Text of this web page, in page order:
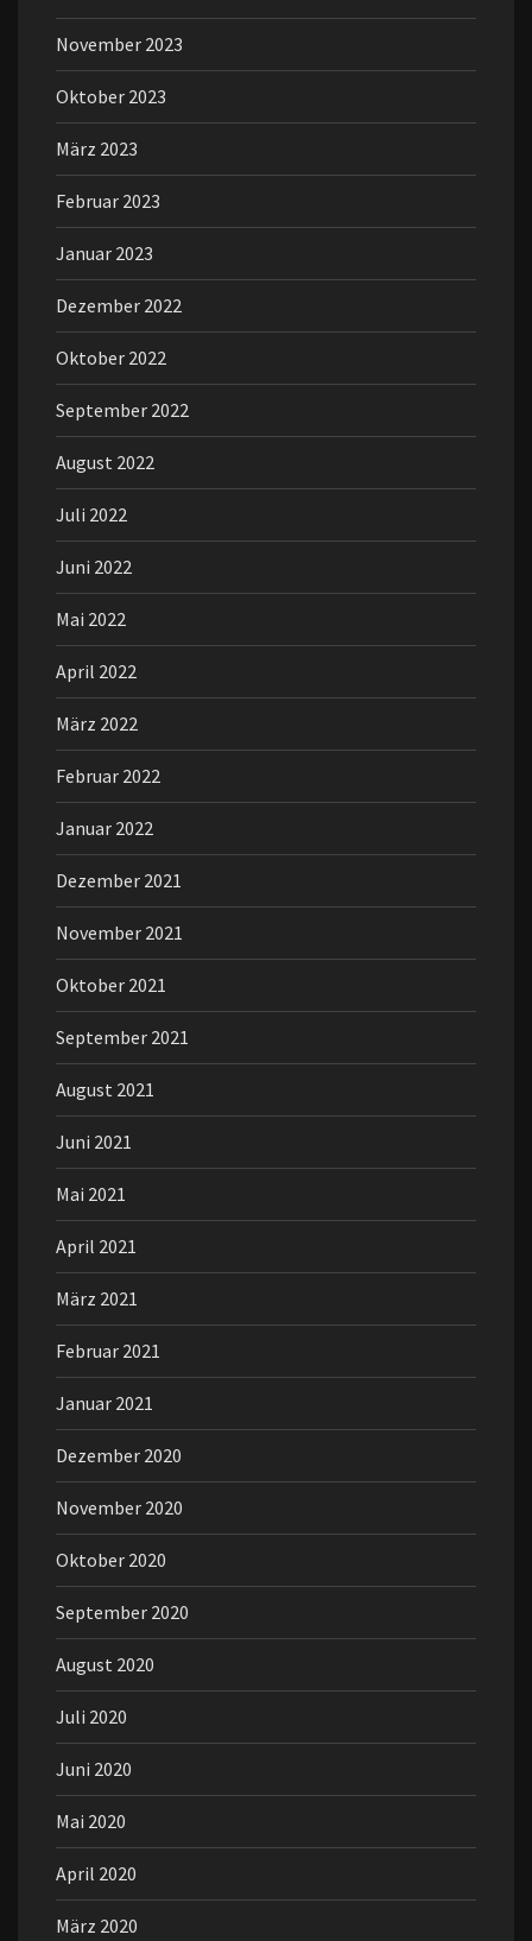
November 2023
Oktober 2023
März 2023
Februar 2023
Januar 2023
Dezember 2022
Oktober 2022
September 2022
August 2022
Juli 2022
Juni 2022
Mai 2022
April 2022
März 2022
Februar 2022
Januar 2022
Dezember 2021
November 2021
Oktober 2021
September 2021
August 2021
Juni 2021
Mai 2021
April 2021
März 2021
Februar 2021
Januar 2021
Dezember 2020
November 2020
Oktober 2020
September 2020
August 2020
Juli 2020
Juni 2020
Mai 2020
April 2020
März 2020